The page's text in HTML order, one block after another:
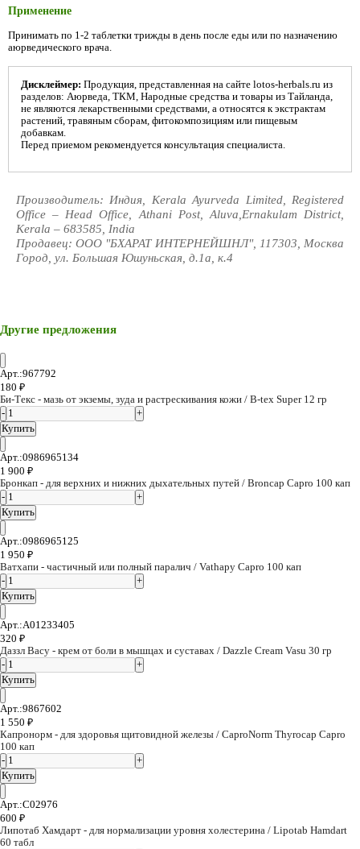
Применение
Принимать по 1-2 таблетки трижды в день после еды или по назначению
аюрведического врача.
Дисклеймер: Продукция, представленная на сайте lotos-herbals.ru из
разделов: Аюрведа, ТКМ, Народные средства и товары из Тайланда,
не являются лекарственными средствами, а относятся к экстрактам
растений, травяным сборам, фитокомпозициям или пищевым
добавкам.
Перед приемом рекомендуется консультация специалиста.
Производитель: Индия, Kerala Ayurveda Limited, Registered
Office – Head Office, Athani Post, Aluva,Ernakulam District,
Kerala – 683585, India
Продавец: ООО "БХАРАТ ИНТЕРНЕЙШНЛ", 117303, Москва
Город, ул. Большая Юшуньская, д.1а, к.4
Другие предложения
Арт.:967792
180 ₽
Би-Текс - мазь от экземы, зуда и растрескивания кожи / B-tex Super 12 гр
Купить
Арт.:0986965134
1 900 ₽
Бронкап - для верхних и нижних дыхательных путей / Broncap Capro 100 кап
Купить
Арт.:0986965125
1 950 ₽
Ватхапи - частичный или полный паралич / Vathapy Capro 100 кап
Купить
Арт.:A01233405
320 ₽
Даззл Васу - крем от боли в мышцах и суставах / Dazzle Cream Vasu 30 гр
Купить
Арт.:9867602
1 550 ₽
Капронорм - для здоровья щитовидной железы / CaproNorm Thyrocap Capro
100 кап
Купить
Арт.:C02976
600 ₽
Липотаб Хамдарт - для нормализации уровня холестерина / Lipotab Hamdart
60 табл